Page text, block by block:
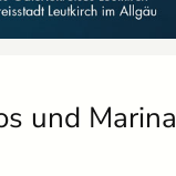
und Marina